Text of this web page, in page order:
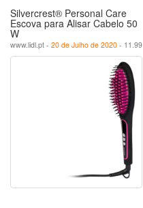
Silvercrest® Personal Care
Escova para Alisar Cabelo 50
W
www.lidl.pt - 20 de Julho de 2020 - 11.99